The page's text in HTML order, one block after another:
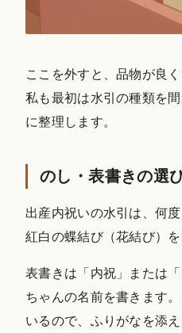
ここを外すと、品物が良
私も最初は水引の種類を
に整理します。
のし・表書きの選
出産内祝いの水引は、何
紅白の蝶結び（花結び）を
表書きは「内祝」または
ちゃんの名前を書きます
いるので、ふりがなを添